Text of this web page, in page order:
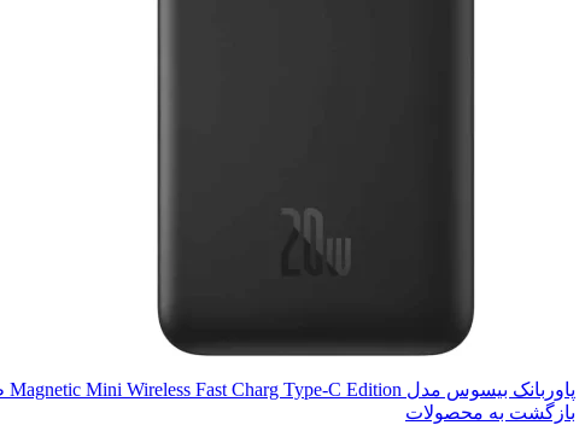
پاوربانک بیسوس مدل Magnetic Mini Wireless Fast Charg Type-C Edition ظرفیت 10000 میلی آمپر ساعت
بازگشت به محصولات